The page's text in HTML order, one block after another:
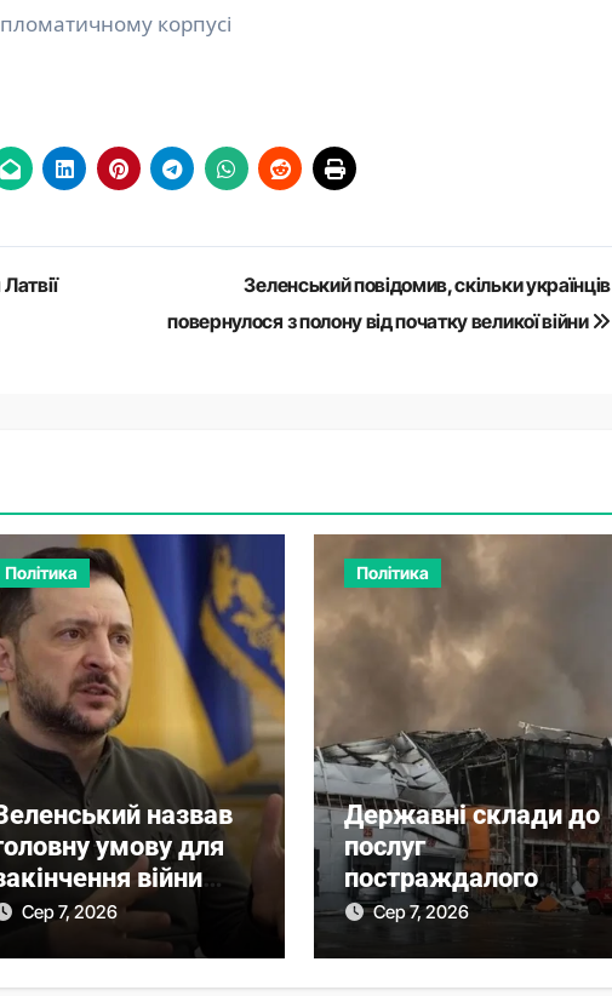
корпусі
Зеленський повідомив, скільки українців
повернулося з полону від початку великої війни
Політика
назвав
умову для
війни
рішення
Сер 7, 2026
Політика
Державні склади до
послуг
постраждалого
бізнесу. Фонд
Сер 7, 2026